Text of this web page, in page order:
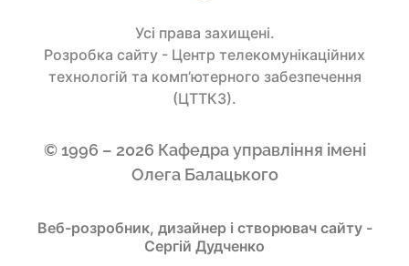
Усi права захищенi.
Розробка сайту - Центр телекомунікаційних
технологій та комп’ютерного забезпечення
(ЦТТКЗ).
© 1996 – 2026 Кафедра управління імені
Олега Балацького
Веб-розробник, дизайнер і створювач сайту -
Сергій Дудченко